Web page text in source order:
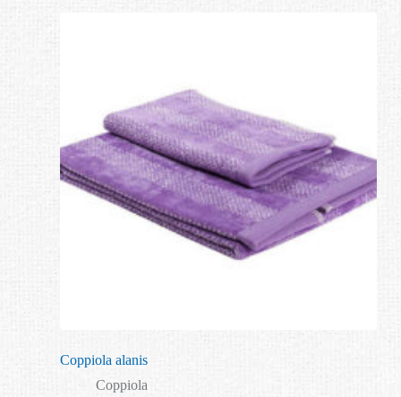
Coppiola alanis
Coppiola